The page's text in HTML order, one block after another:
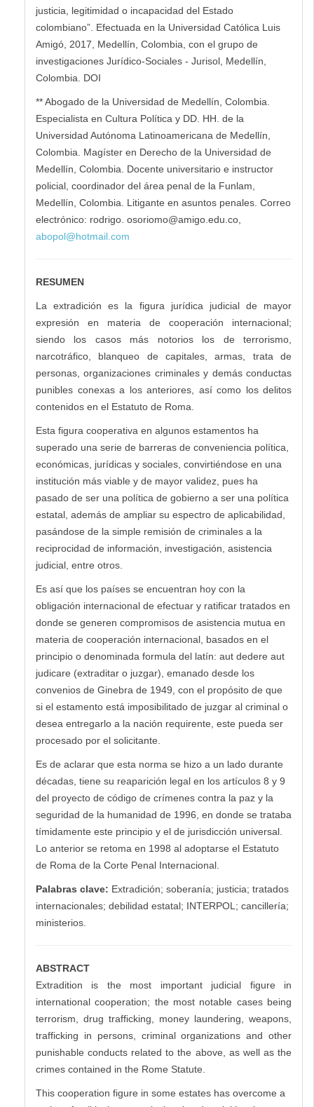
justicia, legitimidad o incapacidad del Estado
colombiano”. Efectuada en la Universidad Católica Luis
Amigó, 2017, Medellín, Colombia, con el grupo de
investigaciones Jurídico-Sociales - Jurisol, Medellín,
Colombia. DOI
** Abogado de la Universidad de Medellín, Colombia.
Especialista en Cultura Política y DD. HH. de la
Universidad Autónoma Latinoamericana de Medellín,
Colombia. Magíster en Derecho de la Universidad de
Medellín, Colombia. Docente universitario e instructor
policial, coordinador del área penal de la Funlam,
Medellín, Colombia. Litigante en asuntos penales. Correo
electrónico: rodrigo. osoriomo@amigo.edu.co
abopol@hotmail.com
RESUMEN
La extradición es la figura jurídica judicial de mayor
expresión en materia de cooperación internacional;
siendo los casos más notorios los de terrorismo,
narcotráfico, blanqueo de capitales, armas, trata de
personas, organizaciones criminales y demás conductas
punibles conexas a los anteriores, así como los delitos
contenidos en el Estatuto de Roma.
Esta figura cooperativa en algunos estamentos ha
superado una serie de barreras de conveniencia política,
económicas, jurídicas y sociales, convirtiéndose en una
institución más viable y de mayor validez, pues ha
pasado de ser una política de gobierno a ser una política
estatal, además de ampliar su espectro de aplicabilidad,
pasándose de la simple remisión de criminales a la
reciprocidad de información, investigación, asistencia
judicial, entre otros.
Es así que los países se encuentran hoy con la
obligación internacional de efectuar y ratificar tratados en
donde se generen compromisos de asistencia mutua en
materia de cooperación internacional, basados en el
principio o denominada formula del latín: aut dedere aut
judicare (extraditar o juzgar), emanado desde los
convenios de Ginebra de 1949, con el propósito de que
si el estamento está imposibilitado de juzgar al criminal o
desea entregarlo a la nación requirente, este pueda ser
procesado por el solicitante.
Es de aclarar que esta norma se hizo a un lado durante
décadas, tiene su reaparición legal en los artículos 8 y 9
del proyecto de código de crímenes contra la paz y la
seguridad de la humanidad de 1996, en donde se trataba
tímidamente este principio y el de jurisdicción universal.
Lo anterior se retoma en 1998 al adoptarse el Estatuto
de Roma de la Corte Penal Internacional.
Palabras clave: Extradición; soberanía; justicia; tratados
internacionales; debilidad estatal; INTERPOL; cancillería;
ministerios.
ABSTRACT
Extradition is the most important judicial figure in
international cooperation; the most notable cases being
terrorism, drug trafficking, money laundering, weapons,
trafficking in persons, criminal organizations and other
punishable conducts related to the above, as well as the
crimes contained in the Rome Statute.
This cooperation figure in some estates has overcome a